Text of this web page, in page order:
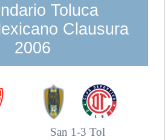
Toluca
Clausura
2006
San 1-3 Tol